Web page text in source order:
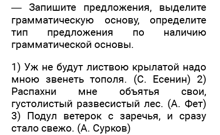
— Запишите предложения, выделите
грамматическую основу, определите
тип предложения по наличию
грамматической основы.
1) Уж не будут листвою крылатой надо
мною звенеть тополя. (С. Есенин) 2)
Распахни мне объятья свои,
густолистый развесистый лес. (А. Фет)
3) Подул ветерок с заречья, и сразу
стало свежо. (А. Сурков)